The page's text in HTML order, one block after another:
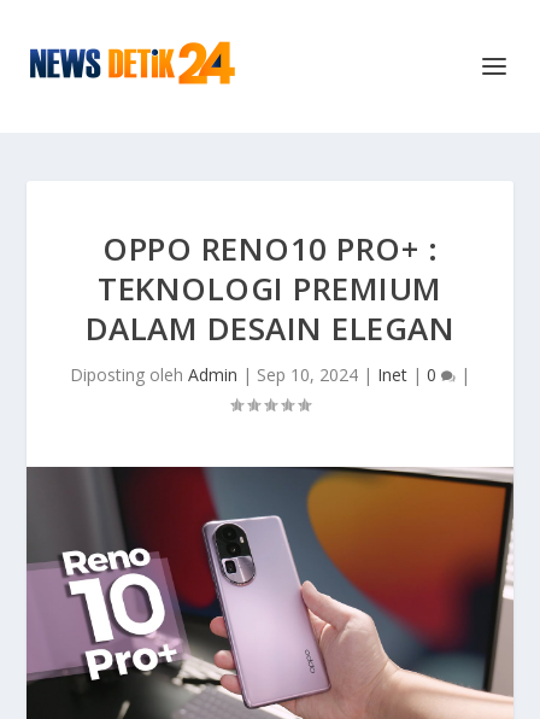
OPPO RENO10 PRO+ :
TEKNOLOGI PREMIUM
DALAM DESAIN ELEGAN
Diposting oleh Admin | Sep 10, 2024 | Inet | 0 |